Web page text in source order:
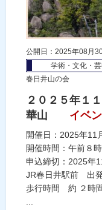
公開日：2025年08月
学術・文化・
春日井山の会
２０２５年１
華山
イベ
開催日：2025年11
開催時間：午前８
申込締切：2025年
JR春日井駅前 出
歩行時間 約 ２時